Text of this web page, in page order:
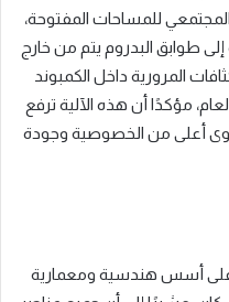
للمساحات المفتوحة،
طوابق البدروم يتم من خارج
المرورية داخل الكمبوند
مؤكدًا أن هذه الآلية ترفع
أعلى من الخصوصية وجودة
على أسس هندسية ومعمارية